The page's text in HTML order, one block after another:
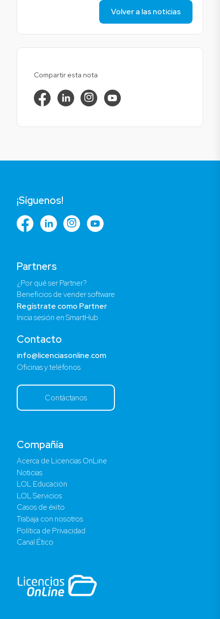
Volver a las noticias
Compartir esta nota
Compañía
Acerca de Licencias OnLine
Noticias
LOL Educación
LOL Servicios
Casos de éxito
Trabaja con nosotros
Política de Privacidad
Canal Ético
Partners
¿Por qué ser Partner?
Beneficios de vender software
Regístrate como Partner
Inicia sesión en SmartHub
Contacto
info@licenciasonline.com
Oficinas y teléfonos
Contáctanos
¡Síguenos!